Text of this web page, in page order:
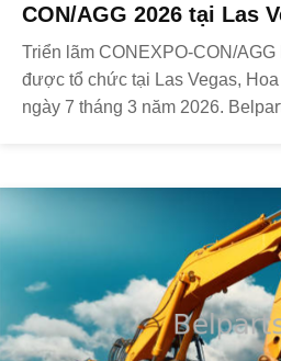
CON/AGG 2026 tại Las
lãnh đạo toàn cầu trong
phần thủy lực
Triển lãm CONEXPO-CON/AGG
được tổ chức tại Las Vegas,
ngày 7 tháng 3 năm 2026.
thủy lực với các đối tác trong